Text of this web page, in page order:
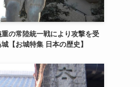
の常陸統一戦により攻撃を受
【お城特集 日本の歴史】